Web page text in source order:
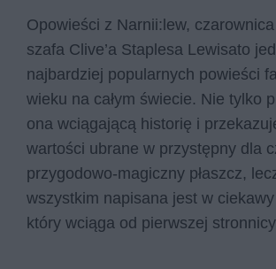
Opowieści z Narnii:lew,
szafa Clive’a Staplesa Lewisato
najbardziej popularnych powieści
wieku na całym świecie. Nie tylko
ona wciągającą historię i
wartości ubrane w przystępny dla
przygodowo-magiczny płaszcz,
wszystkim napisana jest w
który wciąga od pierwszej